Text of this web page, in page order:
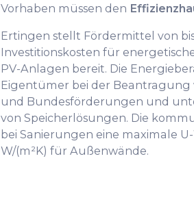
Vorhaben müssen den
Ertingen stellt Fördermittel von bis
Investitionskosten für
PV-Anlagen bereit. Die
Eigentümer bei der Beantragung
und Bundesförderungen und
von Speicherlösungen. Die
bei Sanierungen eine maximale
W/(m²K) für Außenwände.